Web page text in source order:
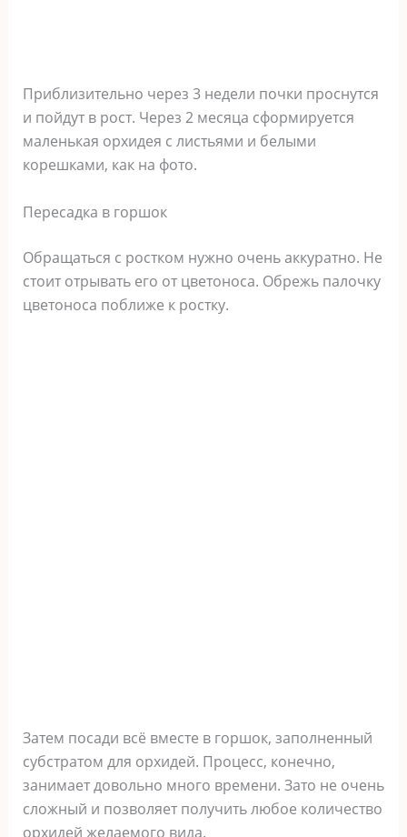
Приблизительно через 3 недели почки проснутся
и пойдут в рост. Через 2 месяца сформируется
маленькая орхидея с листьями и белыми
корешками, как на фото.
Пересадка в горшок
Обращаться с ростком нужно очень аккуратно. Не
стоит отрывать его от цветоноса. Обрежь палочку
цветоноса поближе к ростку.
Затем посади всё вместе в горшок, заполненный
субстратом для орхидей. Процесс, конечно,
занимает довольно много времени. Зато не очень
сложный и позволяет получить любое количество
орхидей желаемого вида.